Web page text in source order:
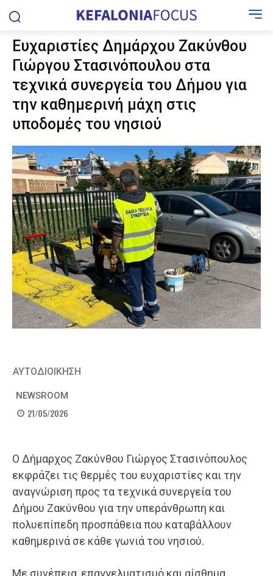
Ευχαριστίες Δημάρχου Ζακύνθου
Γιώργου Στασινόπουλου στα
τεχνικά συνεργεία του Δήμου για
την καθημερινή μάχη στις
υποδομές του νησιού
ΑΥΤΟΔΙΟΙΚΗΣΗ
NEWSROOM
21/05/2026
Ο Δήμαρχος Ζακύνθου Γιώργος Στασινόπουλος
εκφράζει τις θερμές του ευχαριστίες και την
αναγνώριση προς τα τεχνικά συνεργεία του
Δήμου Ζακύνθου για την υπεράνθρωπη και
πολυεπίπεδη προσπάθεια που καταβάλλουν
καθημερινά σε κάθε γωνιά του νησιού.
Με συνέπεια, επαγγελματισμό και αίσθημα